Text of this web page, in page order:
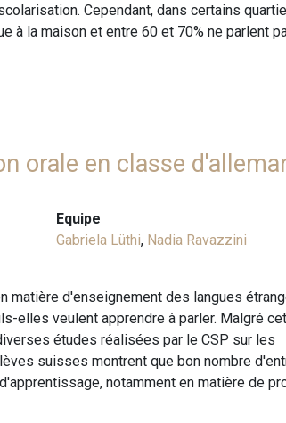
Cependant, dans certains
à la maison et entre 60 et 70% ne parlent
orale en classe
Equipe
Gabriela Lüthi, Nadia Ravazzini
matière d'enseignement des langues
elles veulent apprendre à parler. Malgré
études réalisées par le CSP sur les
suisses montrent que bon nombre
notamment en matière de